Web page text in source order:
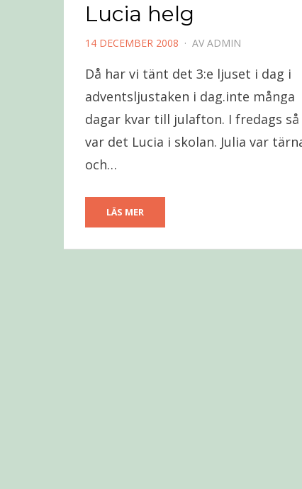
Lucia helg
PUBLICERAD
14 DECEMBER 2008 AV ADMIN
Då har vi tänt det 3:e ljuset i dag i
adventsljustaken i dag.inte många
dagar kvar till julafton. I fredags så
var det Lucia i skolan. Julia var
och…
LÄS MER